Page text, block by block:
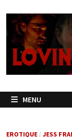
contenu
MENU
EROTIQUE/ JESS